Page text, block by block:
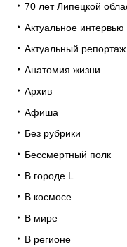
70 лет Липецкой
Актуальное интервью
Актуальный репортаж
Анатомия жизни
Архив
Афиша
Без рубрики
Бессмертный полк
В городе L
В космосе
В мире
В регионе